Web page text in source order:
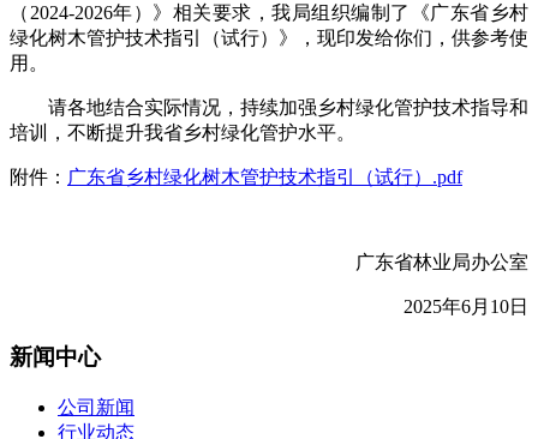
（2024-2026年）》相关要求，我局组织编制了《广东省乡村
绿化树木管护技术指引（试行）》，现印发给你们，供参考使
用。
请各地结合实际情况，持续加强乡村绿化管护技术指导和
培训，不断提升我省乡村绿化管护水平。
附件： 广东省乡村绿化树木管护技术指引（试行）.pdf
广东省林业局办公室
2025年6月10日
新闻中心
公司新闻
行业动态